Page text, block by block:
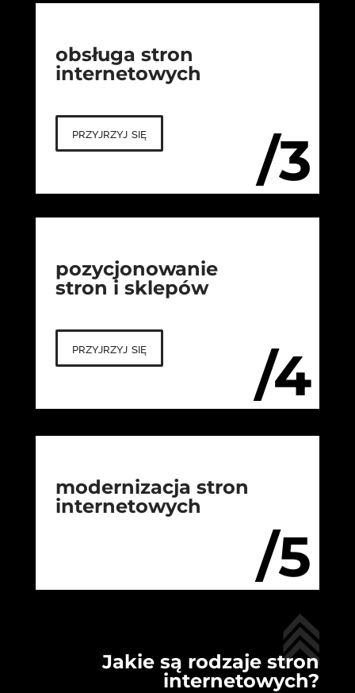
/3
obsługa stron
internetowych
przyjrzyj się
/4
pozycjonowanie
stron i sklepów
przyjrzyj się
/5
modernizacja stron
internetowych
Jakie są rodzaje stron
internetowych?